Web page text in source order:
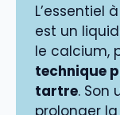
L’essentiel
est un
le calcium,
technique
tartre. Son
prolonger